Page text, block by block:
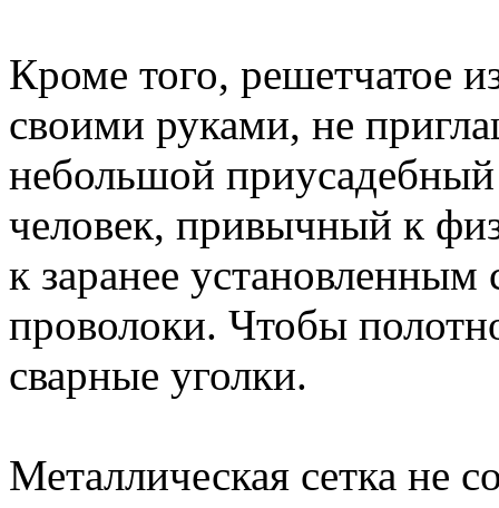
Кроме того, решетчатое
своими руками, не
небольшой
человек, привычный к
к заранее
проволоки. Чтобы
сварные уголки.
Металлическая сетка не